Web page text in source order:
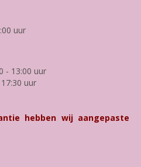
uur
- 13:00 uur
uur
hebben wij aangepaste